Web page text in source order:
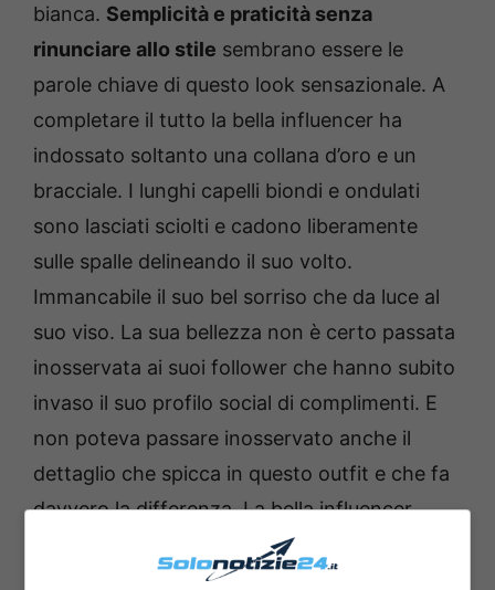
bianca. Semplicità e praticità senza
rinunciare allo stile sembrano essere le
parole chiave di questo look sensazionale. A
completare il tutto la bella influencer ha
indossato soltanto una collana d’oro e un
bracciale. I lunghi capelli biondi e ondulati
sono lasciati sciolti e cadono liberamente
sulle spalle delineando il suo volto.
Immancabile il suo bel sorriso che da luce al
suo viso. La sua bellezza non è certo passata
inosservata ai suoi follower che hanno subito
invaso il suo profilo social di complimenti. E
non poteva passare inosservato anche il
dettaglio che spicca in questo outfit e che fa
davvero la differenza. La bella influencer
infatti indossa delle ciabatte infradito nero
che lasciano vedere chiaramente la sua